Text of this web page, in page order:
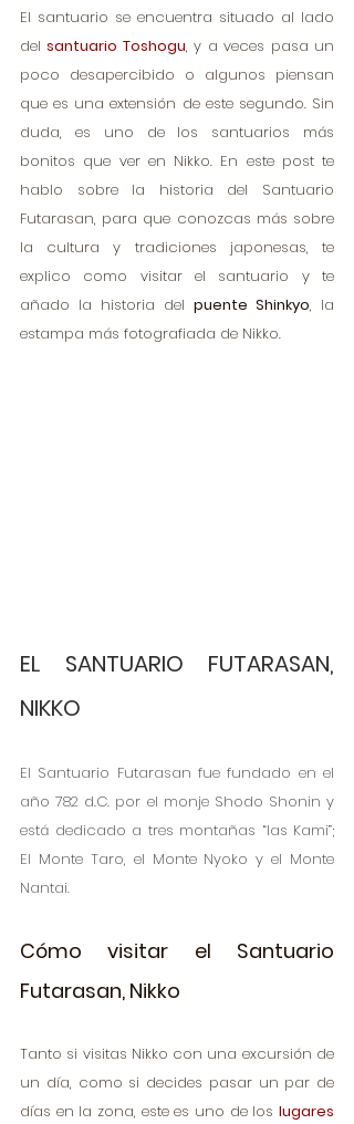
El santuario se encuentra situado al lado
del santuario Toshogu, y a veces pasa un
poco desapercibido o algunos piensan
que es una extensión de este segundo. Sin
duda, es uno de los santuarios más
bonitos que ver en Nikko. En este post te
hablo sobre la historia del Santuario
Futarasan, para que conozcas más sobre
la cultura y tradiciones japonesas, te
explico como visitar el santuario y te
añado la historia del puente Shinkyo, la
estampa más fotografiada de Nikko.
EL SANTUARIO FUTARASAN,
NIKKO
El Santuario Futarasan fue fundado en el
año 782 d.C. por el monje Shodo Shonin y
está dedicado a tres montañas “las Kami”;
El Monte Taro, el Monte Nyoko y el Monte
Nantai.
Cómo visitar el Santuario
Futarasan, Nikko
Tanto si visitas Nikko con una excursión de
un día, como si decides pasar un par de
días en la zona, este es uno de los lugares